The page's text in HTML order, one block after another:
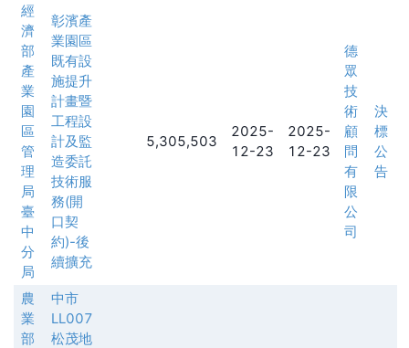
經
濟
部
產
業
園
區
管
理
局
臺
中
分
局
彰濱產
業園區
既有設
施提升
計畫暨
工程設
計及監
造委託
技術服
務(開
口契
約)-後
續擴充
5,305,503
2025-
12-23
2025-
12-23
德
眾
技
術
顧
問
有
限
公
司
決
標
公
告
農
業
部
中市
LL007
松茂地